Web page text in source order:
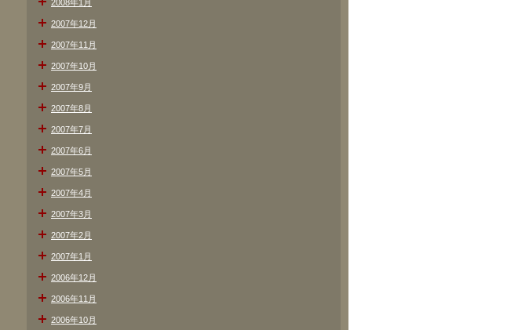
2008年1月
2007年12月
2007年11月
2007年10月
2007年9月
2007年8月
2007年7月
2007年6月
2007年5月
2007年4月
2007年3月
2007年2月
2007年1月
2006年12月
2006年11月
2006年10月